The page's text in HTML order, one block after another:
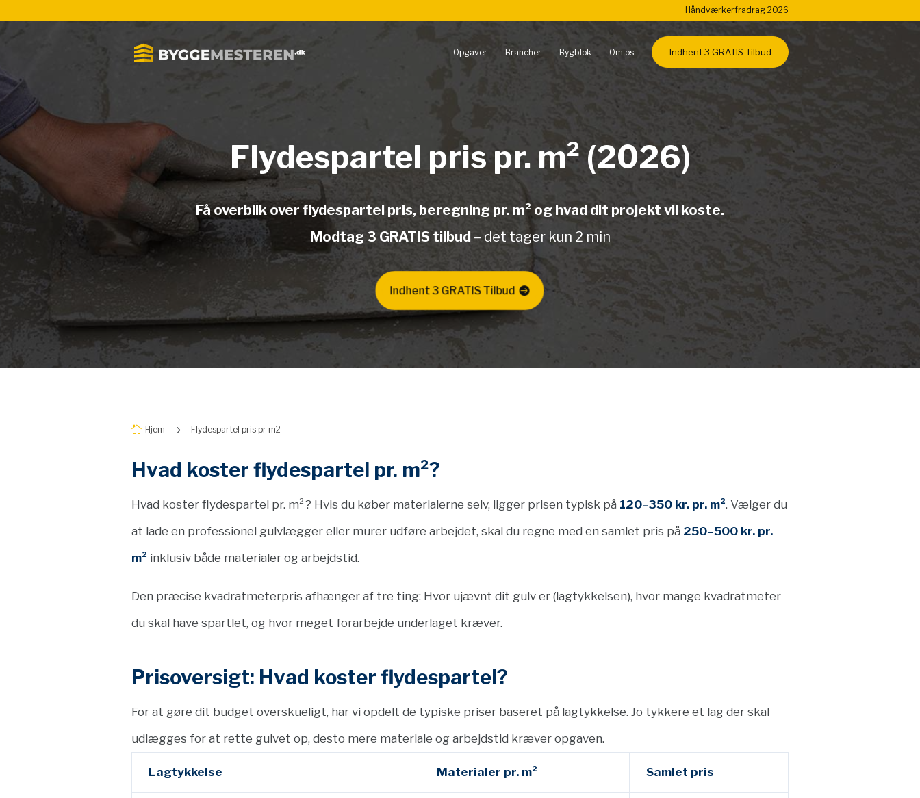
Håndværkerfradrag 2026
Opgaver Brancher Bygblok Om os Indhent 3 GRATIS Tilbud
Flydespartel pris pr. m² (2026)
Få overblik over flydespartel pris, beregning pr. m² og hvad dit projekt vil koste.
Modtag 3 GRATIS tilbud – det tager kun 2 min
Indhent 3 GRATIS Tilbud
 Hjem 5 Flydespartel pris pr m2
Hvad koster flydespartel pr. m²?
Hvad koster flydespartel pr. m²? Hvis du køber materialerne selv, ligger prisen typisk på 120–350 kr. pr. m². Vælger du
at lade en professionel gulvlægger eller murer udføre arbejdet, skal du regne med en samlet pris på 250–500 kr. pr.
m² inklusiv både materialer og arbejdstid.
Den præcise kvadratmeterpris afhænger af tre ting: Hvor ujævnt dit gulv er (lagtykkelsen), hvor mange kvadratmeter
du skal have spartlet, og hvor meget forarbejde underlaget kræver.
Prisoversigt: Hvad koster flydespartel?
For at gøre dit budget overskueligt, har vi opdelt de typiske priser baseret på lagtykkelse. Jo tykkere et lag der skal
udlægges for at rette gulvet op, desto mere materiale og arbejdstid kræver opgaven.
Lagtykkelse Materialer pr. m² Samlet pris